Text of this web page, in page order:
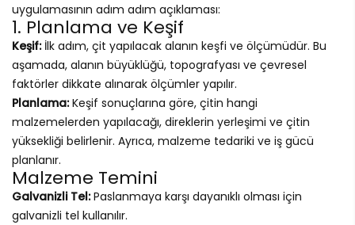
uygulamasının adım adım açıklaması:
1. Planlama ve Keşif
Keşif:İlk adım, çit yapılacak alanın keşfi ve ölçümüdür. Bu
aşamada, alanın büyüklüğü, topografyası ve çevresel
faktörler dikkate alınarak ölçümler yapılır.
Planlama:Keşif sonuçlarına göre, çitin hangi
malzemelerden yapılacağı, direklerin yerleşimi ve çitin
yüksekliği belirlenir. Ayrıca, malzeme tedariki ve iş gücü
planlanır.
Malzeme Temini
Galvanizli Tel:Paslanmaya karşı dayanıklı olması için
galvanizli tel kullanılır.